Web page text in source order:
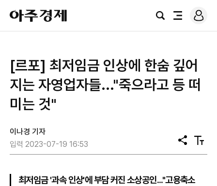
아
주
경
검
전
로
그
[르포] 최저임금 인상에 한숨 깊어
지는 자영업자들..."죽으라고 등 떠
미는 것"
이나경 기자
입력 2023-07-19 16:53
공
유
텍
스
최저임금 '과속 인상'에 부담 커진 소상공인..."고용축소